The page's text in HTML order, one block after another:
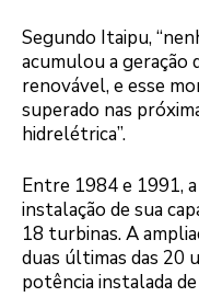
Segundo Itaipu,
acumulou a geração
renovável, e esse
superado nas
hidrelétrica”.
Entre 1984 e 1991,
instalação de sua
18 turbinas. A
duas últimas das 20
potência instalada